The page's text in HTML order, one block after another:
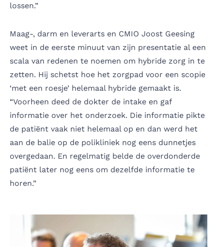
lossen.”
Maag-, darm en leverarts en CMIO Joost Geesing
weet in de eerste minuut van zijn presentatie al een
scala van redenen te noemen om hybride zorg in te
zetten. Hij schetst hoe het zorgpad voor een scopie
‘met een roesje’ helemaal hybride gemaakt is.
“Voorheen deed de dokter de intake en gaf
informatie over het onderzoek. Die informatie pikte
de patiënt vaak niet helemaal op en dan werd het
aan de balie op de polikliniek nog eens dunnetjes
overgedaan. En regelmatig belde de overdonderde
patiënt later nog eens om dezelfde informatie te
horen.”